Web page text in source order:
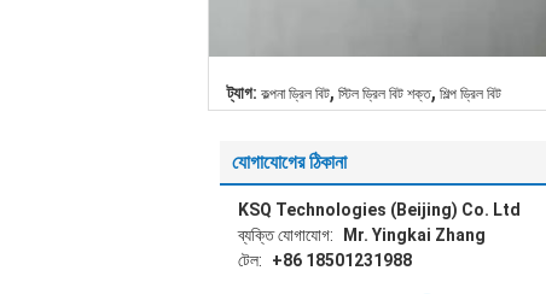
ট্যাগ: কল্পনা ড্রিল বিট, স্টিল ড্রিল বিট শক্ত, শিল্প ড্রিল বিট
যোগাযোগের ঠিকানা
KSQ Technologies (Beijing) Co. Ltd
ব্যক্তি যোগাযোগ:
Mr. Yingkai Zhang
টেল:
+86 18501231988